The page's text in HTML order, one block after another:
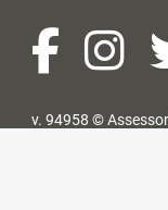
v. 94958 ©